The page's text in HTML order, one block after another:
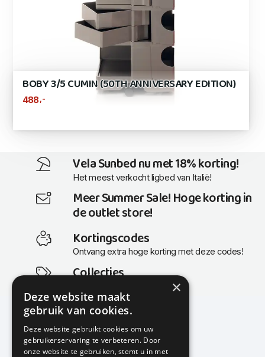
BOBY 3/5 CUMIN (50TH ANNIVERSARY EDITION)
488,-
Vela Sunbed nu met 18% korting!
Het meest verkocht ligbed van Italië!
Meer Summer Sale! Hoge korting in
de outlet store!
Kortingscodes
Ontvang extra hoge korting met deze codes!
Collecties
Actuele en populaire collecties
KMP Kantoormeubilair
×
Deze website maakt
gebruik van cookies.
Deze website gebruikt cookies om uw
gebruikerservaring te verbeteren. Door
onze website te gebruiken, stemt u in met